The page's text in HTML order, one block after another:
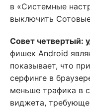
в «Системные
выключить
Совет четвертый:
фишек Android
показывает, что
серфинге в
меньше трафика в
виджета,